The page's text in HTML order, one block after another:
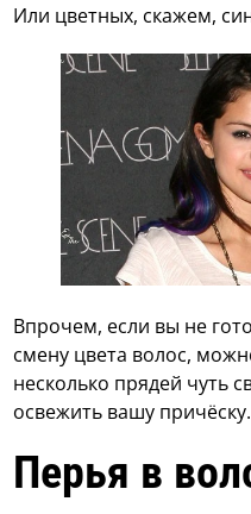
Или цветных, скажем,
Впрочем, если вы не
смену цвета волос,
несколько прядей чуть
освежить вашу причёску.
Перья в